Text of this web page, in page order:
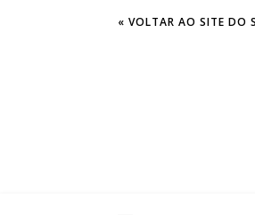
« VOLTAR AO SITE DO